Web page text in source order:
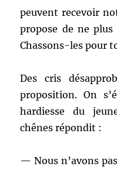
peuvent recevoir
propose de ne
Chassons-les pour
Des cris
proposition. On
hardiesse du
chênes répondit :
— Nous n’avons